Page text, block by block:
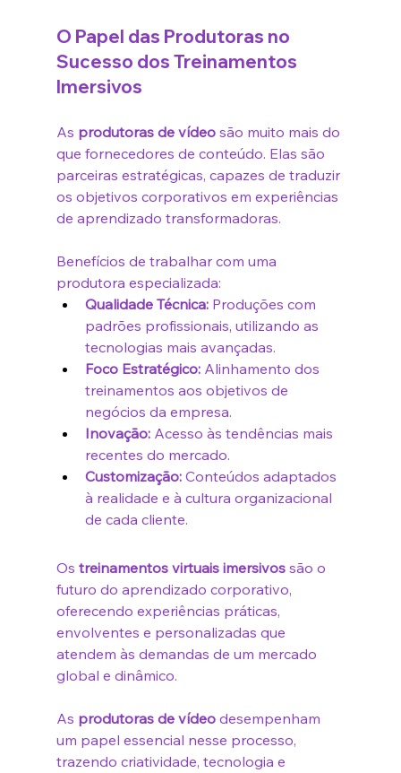
O Papel das Produtoras no
Sucesso dos Treinamentos
Imersivos
As produtoras de vídeo são muito mais do
que fornecedores de conteúdo. Elas são
parceiras estratégicas, capazes de traduzir
os objetivos corporativos em experiências
de aprendizado transformadoras.
Benefícios de trabalhar com uma
produtora especializada:
Qualidade Técnica: Produções com
padrões profissionais, utilizando as
tecnologias mais avançadas.
Foco Estratégico: Alinhamento dos
treinamentos aos objetivos de
negócios da empresa.
Inovação: Acesso às tendências mais
recentes do mercado.
Customização: Conteúdos adaptados
à realidade e à cultura organizacional
de cada cliente.
Os treinamentos virtuais imersivos são o
futuro do aprendizado corporativo,
oferecendo experiências práticas,
envolventes e personalizadas que
atendem às demandas de um mercado
global e dinâmico.
As produtoras de vídeo desempenham
um papel essencial nesse processo,
trazendo criatividade, tecnologia e